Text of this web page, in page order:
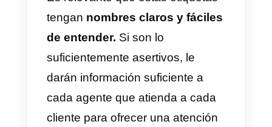
ahorrar mucha energía y a la
concentración.
Automatizar y programar
mensajes